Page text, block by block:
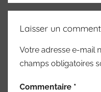
Laisser un
Votre adresse e-mail
champs obligatoires
Commentaire *